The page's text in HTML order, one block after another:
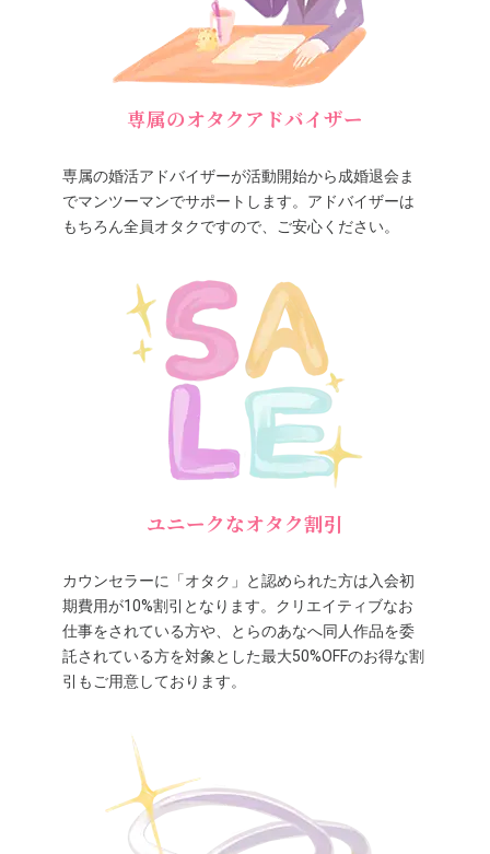
専属のオタクアドバイザー
専属の婚活アドバイザーが活動開始から成婚退会ま
でマンツーマンでサポートします。アドバイザーは
もちろん全員オタクですので、ご安心ください。
ユニークなオタク割引
カウンセラーに「オタク」と認められた方は入会初
期費用が10%割引となります。クリエイティブなお
仕事をされている方や、とらのあなへ同人作品を委
託されている方を対象とした最大50%OFFのお得な割
引もご用意しております。